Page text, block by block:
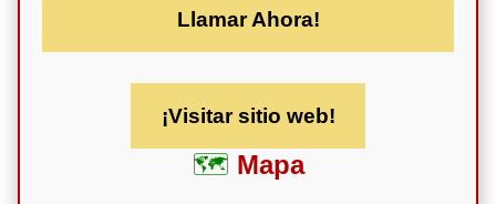
Llamar Ahora!
¡Visitar sitio web!
Mapa